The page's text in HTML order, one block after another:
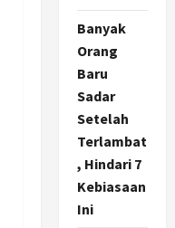
Banyak
Orang
Baru
Sadar
Setelah
Terlambat
, Hindari 7
Kebiasaan
Ini